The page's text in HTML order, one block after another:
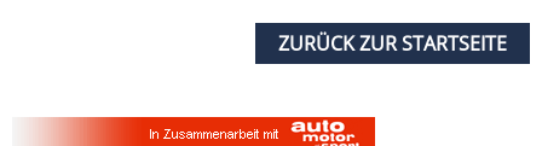
ZURÜCK ZUR STARTSEITE